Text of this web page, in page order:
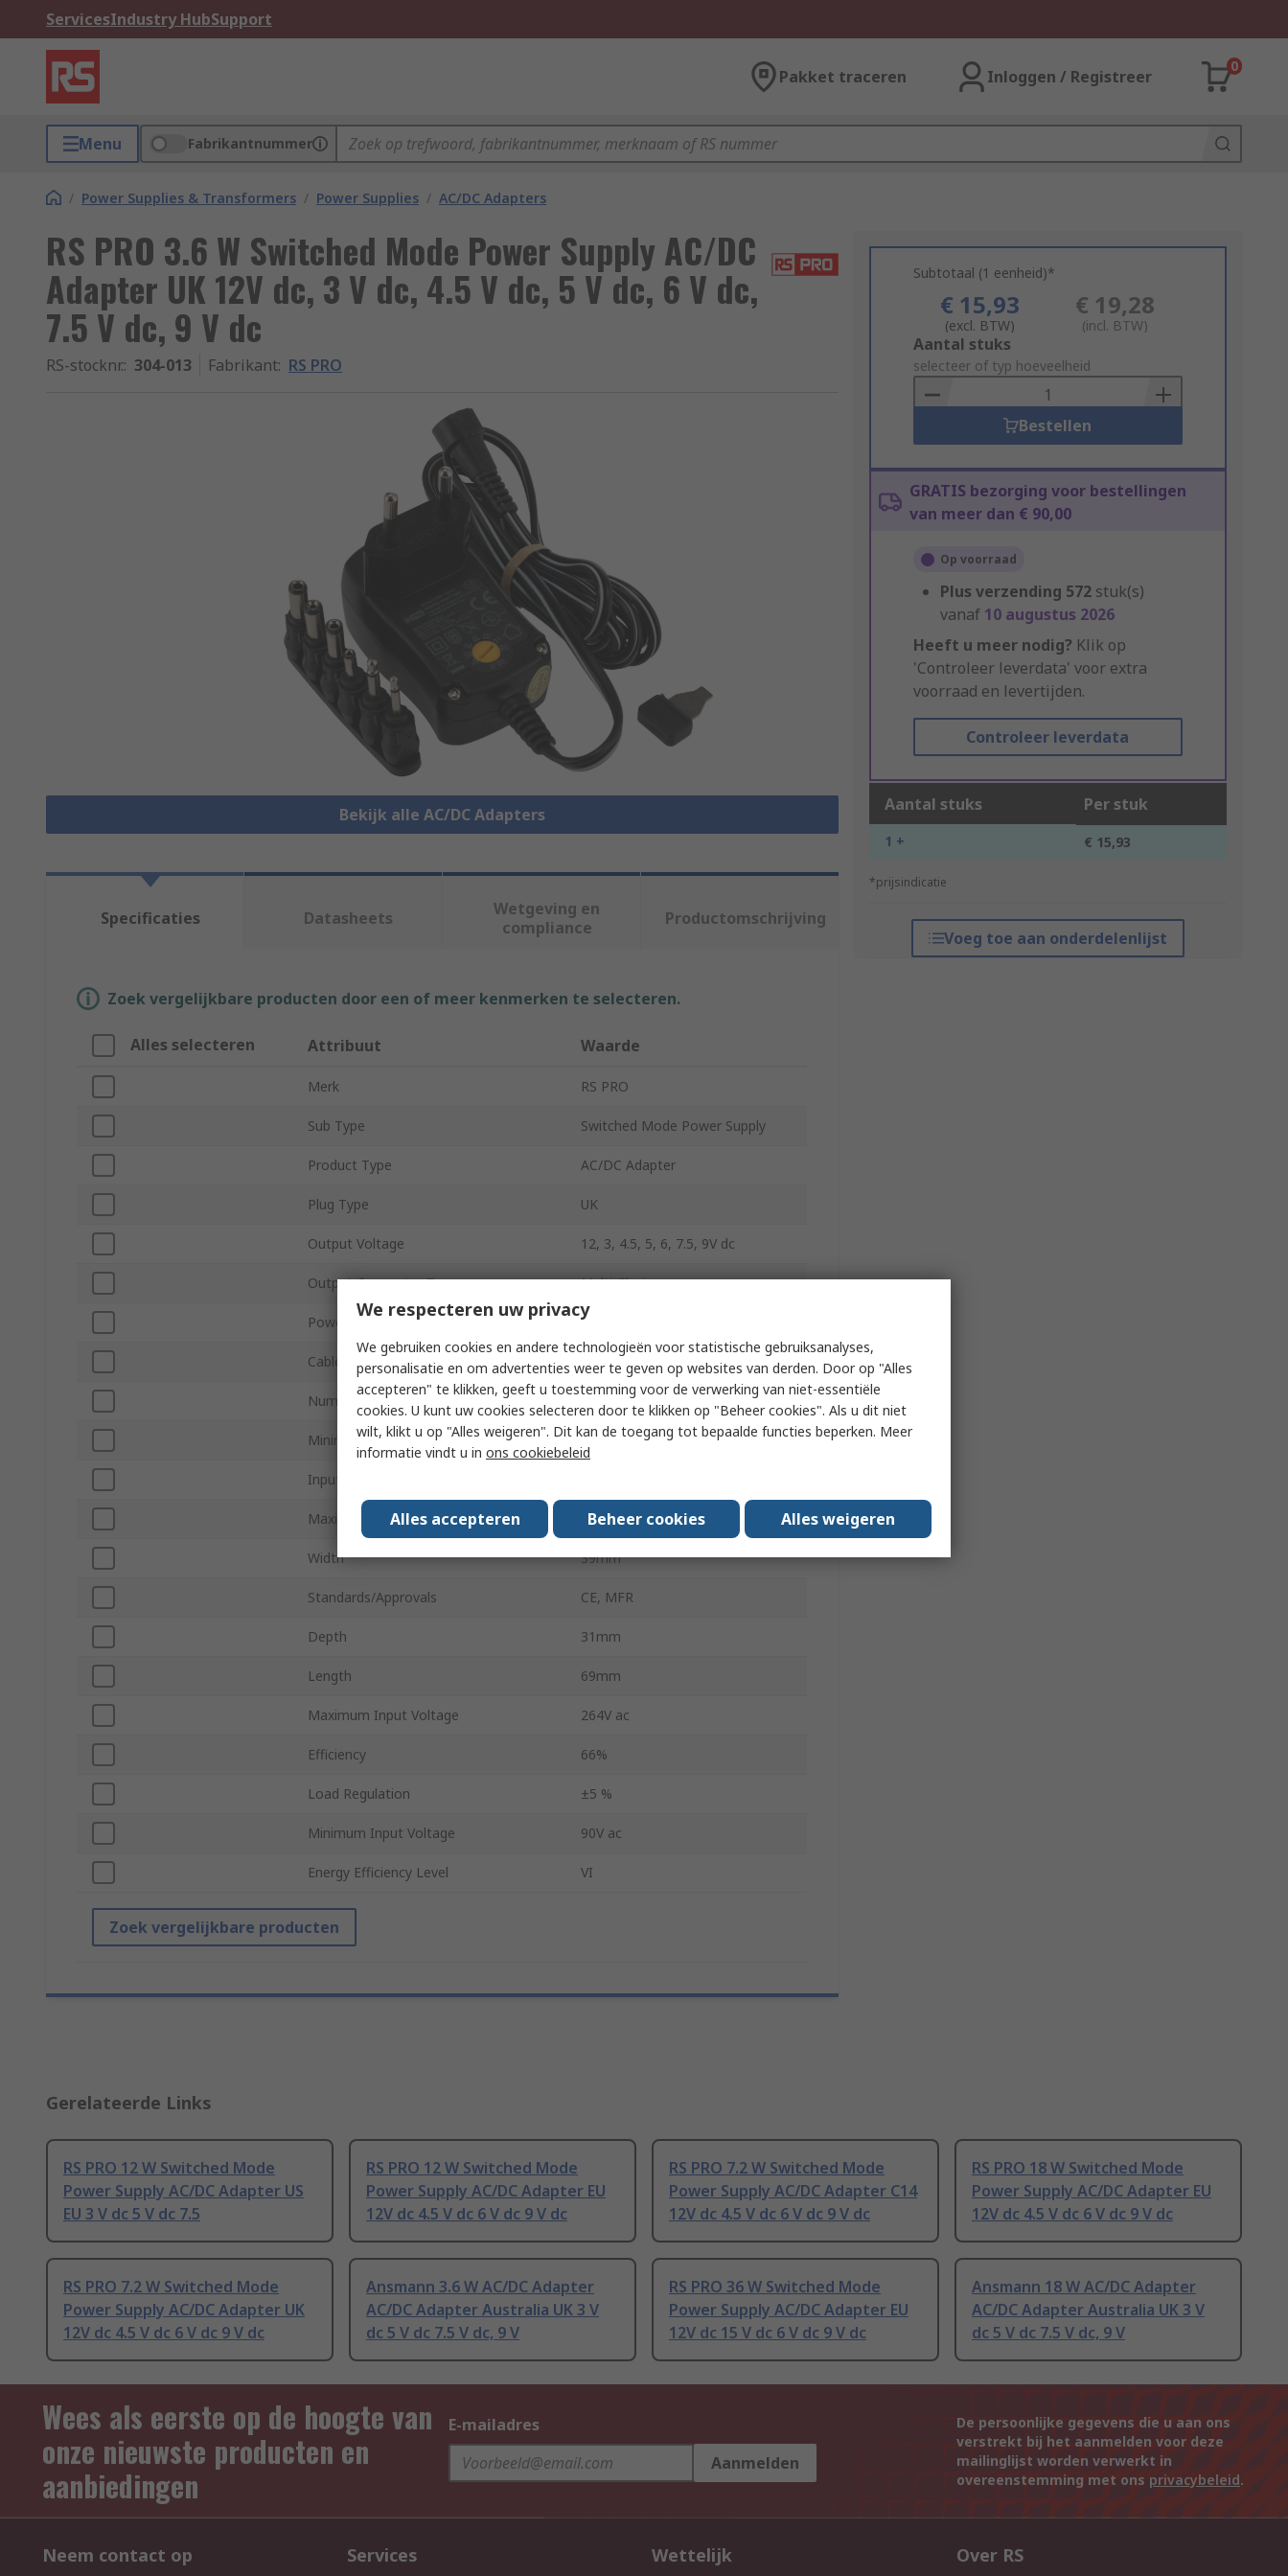
ServicesIndustry HubSupport
Pakket traceren Inloggen / Registreer
0
Menu Fabrikantnummer
/ Power Supplies & Transformers / Power Supplies / AC/DC Adapters
RS PRO 3.6 W Switched Mode Power Supply AC/DC
Adapter UK 12V dc, 3 V dc, 4.5 V dc, 5 V dc, 6 V dc,
7.5 V dc, 9 V dc
RS-stocknr.: 304-013 Fabrikant: RS PRO
Bekijk alle AC/DC Adapters
Subtotaal (1 eenheid)*
€ 15,93
(excl. BTW)
€ 19,28
(incl. BTW)
Add
to
Basket
Aantal stuks
selecteer of typ hoeveelheid
Bestellen
GRATIS bezorging voor bestellingen
van meer dan € 90,00
Op voorraad
Plus verzending 572 stuk(s)
vanaf 10 augustus 2026
Heeft u meer nodig? Klik op
'Controleer leverdata' voor extra
voorraad en levertijden.
Controleer leverdata
Aantal stuks Per stuk
1 + € 15,93
*prijsindicatie
Voeg toe aan onderdelenlijst
Specificaties Datasheets
Wetgeving en
compliance
Productomschrijving
Zoek vergelijkbare producten door een of meer kenmerken te selecteren.
Alles selecteren Attribuut Waarde
Merk RS PRO
Sub Type Switched Mode Power Supply
Product Type AC/DC Adapter
Plug Type UK
Output Voltage 12, 3, 4.5, 5, 6, 7.5, 9V dc
Output Connector Type Multi-Choice
Power 3.6W
Cable Length 1.8m
Number of Outputs
Minimum Operating Temperature 0°C
Input Connector Type
Maximum Operating Temperature 25°C
Width 39mm
Standards/Approvals CE, MFR
Depth 31mm
Length 69mm
Maximum Input Voltage 264V ac
Efficiency 66%
Load Regulation ±5 %
Minimum Input Voltage 90V ac
Energy Efficiency Level VI
Zoek vergelijkbare producten
Gerelateerde Links
RS PRO 12 W Switched Mode
Power Supply AC/DC Adapter US
EU 3 V dc 5 V dc 7.5
RS PRO 12 W Switched Mode
Power Supply AC/DC Adapter EU
12V dc 4.5 V dc 6 V dc 9 V dc
RS PRO 7.2 W Switched Mode
Power Supply AC/DC Adapter C14
12V dc 4.5 V dc 6 V dc 9 V dc
RS PRO 18 W Switched Mode
Power Supply AC/DC Adapter EU
12V dc 4.5 V dc 6 V dc 9 V dc
RS PRO 7.2 W Switched Mode
Power Supply AC/DC Adapter UK
12V dc 4.5 V dc 6 V dc 9 V dc
Ansmann 3.6 W AC/DC Adapter
AC/DC Adapter Australia UK 3 V
dc 5 V dc 7.5 V dc, 9 V
RS PRO 36 W Switched Mode
Power Supply AC/DC Adapter EU
12V dc 15 V dc 6 V dc 9 V dc
Ansmann 18 W AC/DC Adapter
AC/DC Adapter Australia UK 3 V
dc 5 V dc 7.5 V dc, 9 V
Wees als eerste op de hoogte van
onze nieuwste producten en
aanbiedingen
E-mailadres
Aanmelden
De persoonlijke gegevens die u aan ons
verstrekt bij het aanmelden voor deze
mailinglijst worden verwerkt in
overeenstemming met ons privacybeleid.
Neem contact op Services Wettelijk Over RS
We respecteren uw privacy
We gebruiken cookies en andere technologieën voor statistische gebruiksanalyses,
personalisatie en om advertenties weer te geven op websites van derden. Door op "Alles
accepteren" te klikken, geeft u toestemming voor de verwerking van niet-essentiële
cookies. U kunt uw cookies selecteren door te klikken op "Beheer cookies". Als u dit niet
wilt, klikt u op "Alles weigeren". Dit kan de toegang tot bepaalde functies beperken. Meer
informatie vindt u in ons cookiebeleid
Alles accepteren Beheer cookies Alles weigeren